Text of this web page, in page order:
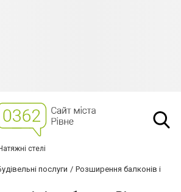
Натяжні стелі
послуги
Розширення балконів і